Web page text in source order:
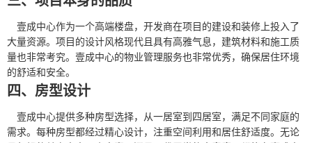
壹成中心作为一个高端楼盘，开发商在项目的建设和装修上投入了
大量资源。项目的设计风格现代且具有高雅气息，建筑材料和施工质
量也非常考究。壹成中心的物业管理服务也非常优秀，确保居住环境
的舒适和安全。
四、房型设计
壹成中心提供多种房型选择，从一居室到四居室，满足不同家庭的
需求。每种房型都经过精心设计，注重空间利用和居住舒适度。无论